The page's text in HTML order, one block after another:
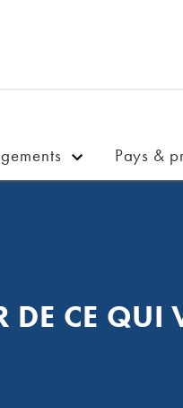
Pays &
DE CE QUI